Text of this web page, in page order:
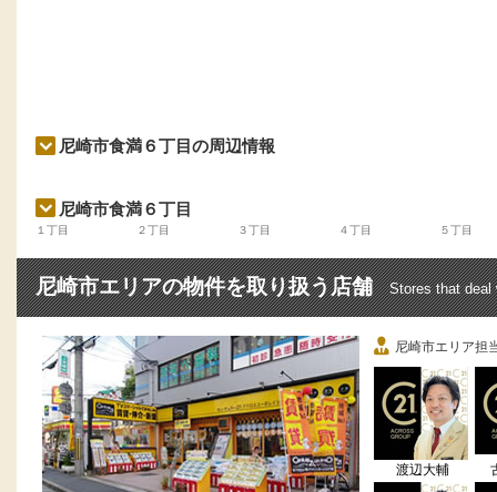
尼崎市食満６丁目の周辺情報
尼崎市食満６丁目
１丁目 ２丁目 ３丁目 ４丁目 ５丁目
尼崎市エリアの物件を取り扱う店舗 Stores that deal
尼崎市エリア担
渡辺大輔